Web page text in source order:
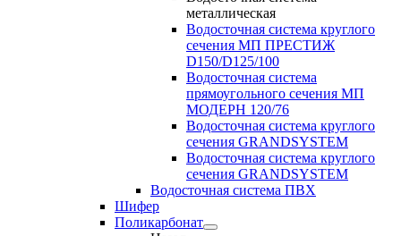
металлическая
Водосточная система круглого
сечения МП ПРЕСТИЖ
D150/D125/100
Водосточная система
прямоугольного сечения МП
МОДЕРН 120/76
Водосточная система круглого
сечения GRANDSYSTEM
Водосточная система круглого
сечения GRANDSYSTEM
Водосточная система ПВХ
Шифер
Поликарбонат